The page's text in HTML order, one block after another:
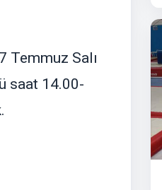
Temmuz Salı
saat 14.00-